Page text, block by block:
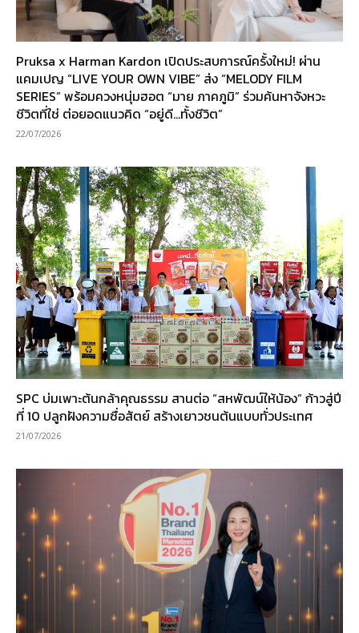
Pruksa x Harman Kardon เปิดประสบการณ์ครั้งใหม่! ผ่าน
แคมเปญ “LIVE YOUR OWN VIBE” ส่ง “MELODY FILM
SERIES” พร้อมควงหนุ่มฮอต “มาย ภาคภูมิ” ร่วมค้นหาจังหวะ
ชีวิตที่ใช่ ต่อยอดแนวคิด “อยู่ดี…ทั้งชีวิต”
22/07/2026
SPC บ่มเพาะต้นกล้าคุณธรรม สานต่อ “สหพัฒน์ให้น้อง” ก้าวสู่ปี
ที่ 10 ปลูกฝังความซื่อสัตย์ สร้างเยาวชนต้นแบบทั่วประเทศ
21/07/2026